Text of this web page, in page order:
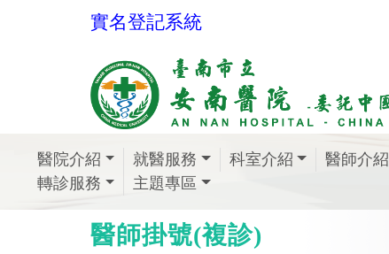
實名登記系統
醫院介紹 就醫服務 科室介紹 醫師介紹
轉診服務
主題專區
醫師掛號(複診)